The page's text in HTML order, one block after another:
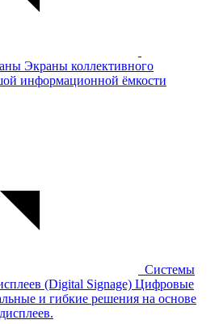
Экраны коллективного
информационной ёмкости
Системы
(Digital Signage) Цифровые
и гибкие решения на основе